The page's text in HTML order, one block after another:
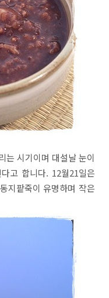
는 시기이며 대설날 눈이
고 합니다. 12월21일은
지팥죽이 유명하며 작은